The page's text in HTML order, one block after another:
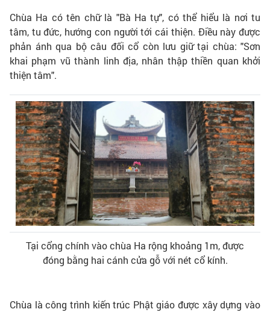
Chùa Ha có tên chữ là "Bà Ha tự", có thể hiểu là nơi tu
tâm, tu đức, hướng con người tới cái thiện. Điều này được
phản ánh qua bộ câu đối cổ còn lưu giữ tại chùa: "Sơn
khai phạm vũ thành linh địa, nhân thập thiền quan khởi
thiện tâm".
Tại cổng chính vào chùa Ha rộng khoảng 1m, được
đóng bằng hai cánh cửa gỗ với nét cổ kính.
Chùa là công trình kiến trúc Phật giáo được xây dựng vào